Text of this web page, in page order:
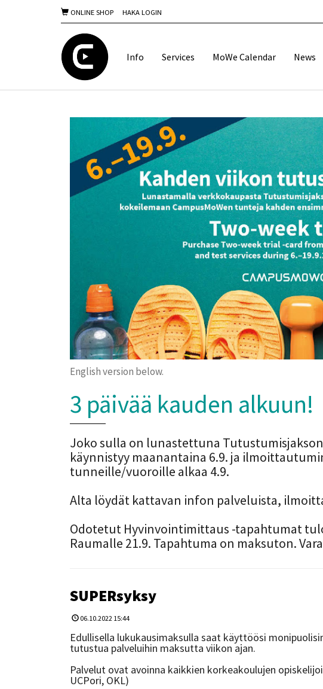
ONLINE SHOP HAKA LOGIN
Info Services MoWe Calendar News
English version below.
3 päivää kauden alkuun!
Joko sulla on lunastettuna Tutustumisjakson
käynnistyy maanantaina 6.9. ja
tunneille/vuoroille alkaa 4.9.
​​​​​​​Alta löydät kattavan infon palveluista,
Odotetut Hyvinvointimittaus -tapahtumat
Raumalle 21.9. Tapahtuma on maksuton.
SUPERsyksy
06.10.2022 15:44
Edullisella lukukausimaksulla saat käyttöösi
tutustua palveluihin maksutta viikon ajan.
​​​​​​​Palvelut ovat avoinna kaikkien korkeakoulujen
UCPori, OKL)